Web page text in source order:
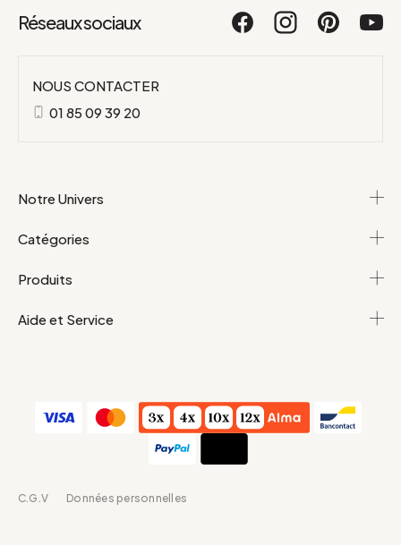
Réseaux sociaux
NOUS CONTACTER
01 85 09 39 20
Notre Univers
Catégories
Produits
Aide et Service
C.G.V Données personnelles